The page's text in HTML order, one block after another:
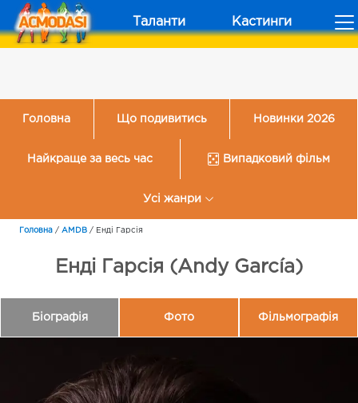
Таланти Кастинги
Головна Що подивитись Новинки 2026
Найкраще за весь час Випадковий фільм
Усі жанри
Головна / AMDB / Енді Гарсія
Енді Гарсія (Andy García)
Біографія Фото Фільмографія